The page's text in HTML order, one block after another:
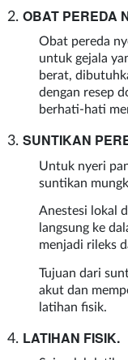
OBAT PEREDA
Obat pereda
untuk gejala
berat,
dengan resep
berhati-hati
SUNTIKAN
Untuk nyeri
suntikan
Anestesi lokal
langsung ke
menjadi rileks
Tujuan dari
akut dan
latihan fisik.
LATIHAN FISIK.